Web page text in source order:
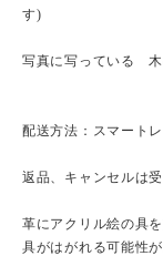
す)
写真に写っている 木
配送方法：スマート
返品、キャンセルは
革にアクリル絵の具
具がはがれる可能性が